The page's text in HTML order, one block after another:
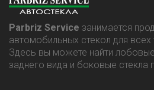
Parbriz Service занимается
автомобильных стекол для
Здесь вы можете найти лобовые
заднего вида и боковые стекла